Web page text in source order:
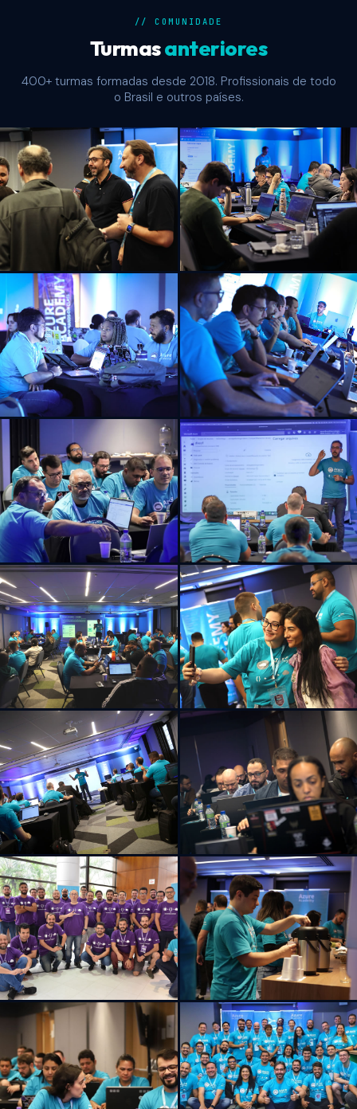
// COMUNIDADE
Turmasanteriores
400+ turmas formadas desde 2018. Profissionais de todo
o Brasil e outros países.